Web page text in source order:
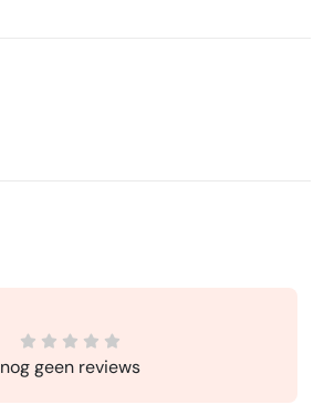
nog geen reviews